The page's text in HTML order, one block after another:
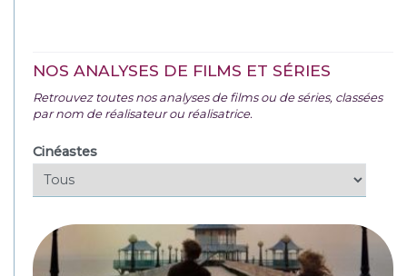
NOS ANALYSES DE FILMS ET SÉRIES
Retrouvez toutes nos analyses de films ou de séries, classées
par nom de réalisateur ou réalisatrice.
Cinéastes